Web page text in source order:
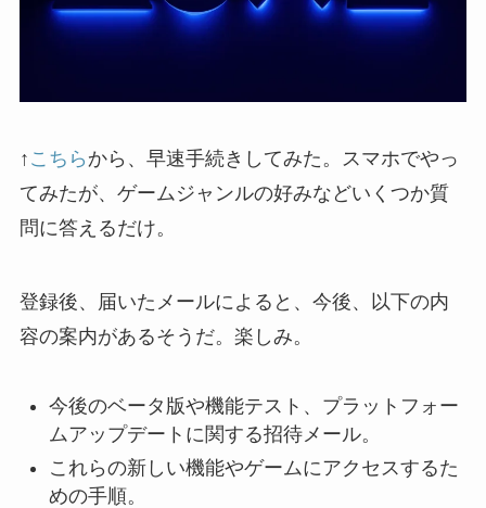
↑ こちら から、早速手続きしてみた。スマホでやっ
てみたが、ゲームジャンルの好みなどいくつか質
問に答えるだけ。
登録後、届いたメールによると、今後、以下の内
容の案内があるそうだ。楽しみ。
今後のベータ版や機能テスト、プラットフォー
ムアップデートに関する招待メール。
これらの新しい機能やゲームにアクセスするた
めの手順。